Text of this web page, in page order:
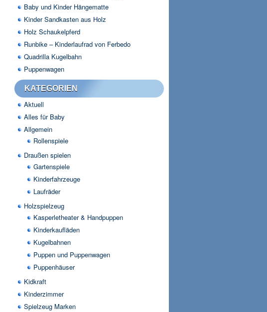
Baby und Kinder Hängematte
Kinder Sandkasten aus Holz
Holz Schaukelpferd
Runbike – Kinderlaufrad von Ferbedo
Quadrilla Kugelbahn
Puppenwagen
KATEGORIEN
Aktuell
Alles für Baby
Allgemein
Rollenspiele
Draußen spielen
Gartenspiele
Kinderfahrzeuge
Laufräder
Holzspielzeug
Kasperletheater & Handpuppen
Kinderkaufläden
Kugelbahnen
Puppen und Puppenwagen
Puppenhäuser
Kidkraft
Kinderzimmer
Spielzeug Marken